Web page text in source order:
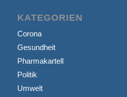
KATEGORIEN
Corona
Gesundheit
Pharmakartell
Politik
Umwelt